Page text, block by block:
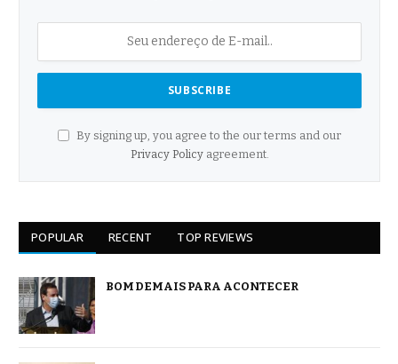
By signing up, you agree to the our terms and our
Privacy Policyagreement.
POPULAR RECENT TOP REVIEWS
BOM DEMAIS PARA ACONTECER